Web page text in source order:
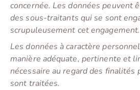
concernée. Les données peuvent
des sous-traitants qui se sont
scrupuleusement cet engagement.
Les données à caractère
manière adéquate, pertinente et
nécessaire au regard des
sont traitées.